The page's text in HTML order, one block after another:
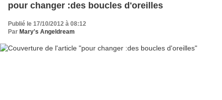
pour changer :des boucles d'oreilles
Publié le 17/10/2012 à 08:12
Par Mary's Angeldream